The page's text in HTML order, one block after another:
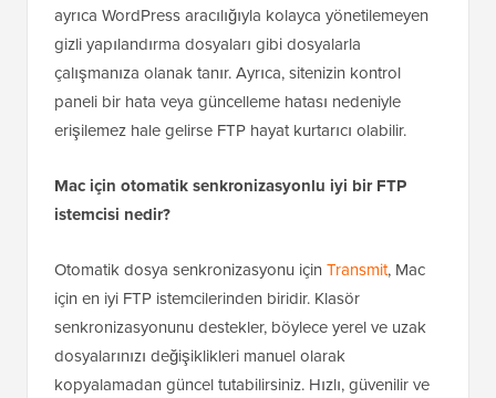
ayrıca WordPress aracılığıyla kolayca yönetilemeyen
gizli yapılandırma dosyaları gibi dosyalarla
çalışmanıza olanak tanır. Ayrıca, sitenizin kontrol
paneli bir hata veya güncelleme hatası nedeniyle
erişilemez hale gelirse FTP hayat kurtarıcı olabilir.
Mac için otomatik senkronizasyonlu iyi bir FTP
istemcisi nedir?
Otomatik dosya senkronizasyonu için Transmit, Mac
için en iyi FTP istemcilerinden biridir. Klasör
senkronizasyonunu destekler, böylece yerel ve uzak
dosyalarınızı değişiklikleri manuel olarak
kopyalamadan güncel tutabilirsiniz. Hızlı, güvenilir ve